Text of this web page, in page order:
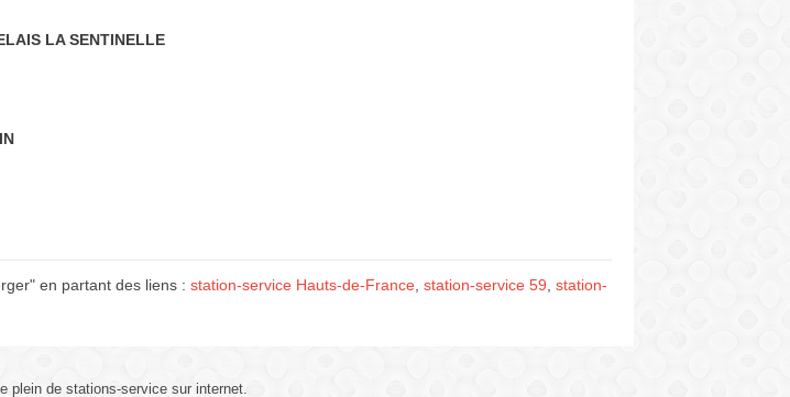
LA SENTINELLE
en partant des liens : station-service Hauts-de-France, station-service 59, station-
plein de stations-service sur internet.